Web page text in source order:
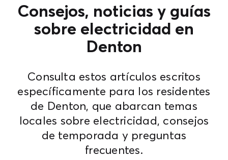
Consejos, noticias y guías
sobre electricidad en
Denton
Consulta estos artículos escritos
específicamente para los residentes
de Denton, que abarcan temas
locales sobre electricidad, consejos
de temporada y preguntas
frecuentes.